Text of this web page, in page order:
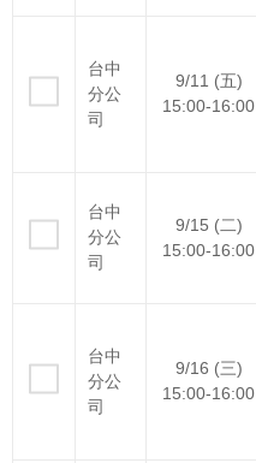
台中
分公
司
9/11 (五)
15:00-16:00
台中
分公
司
9/15 (二)
15:00-16:00
台中
分公
司
9/16 (三)
15:00-16:00